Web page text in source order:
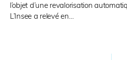
l’objet d’une revalorisation
L’Insee a relevé en…